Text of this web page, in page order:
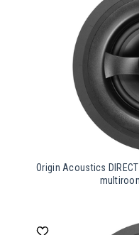
Origin Acoustics